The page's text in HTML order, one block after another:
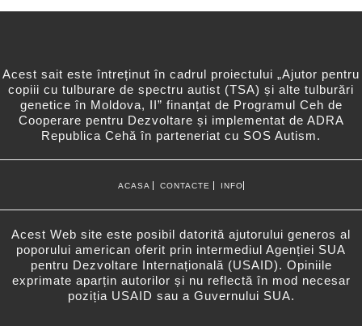
Acest sait este întreținut în cadrul proiectului „Ajutor pentru
copiii cu tulburare de spectru autist (TSA) și alte tulburări
genetice în Moldova, II” finanțat de Programul Ceh de
Cooperare pentru Dezvoltare și implementat de ADRA
Republica Cehă în parteneriat cu SOS Autism.
ACASA CONTACTE INFO
Acest Web site este posibil datorită ajutorului generos al
poporului american oferit prin intermediul Agenției SUA
pentru Dezvoltare Internațională (USAID). Opiniile
exprimate aparțin autorilor și nu reflectă în mod necesar
poziția USAID sau a Guvernului SUA.